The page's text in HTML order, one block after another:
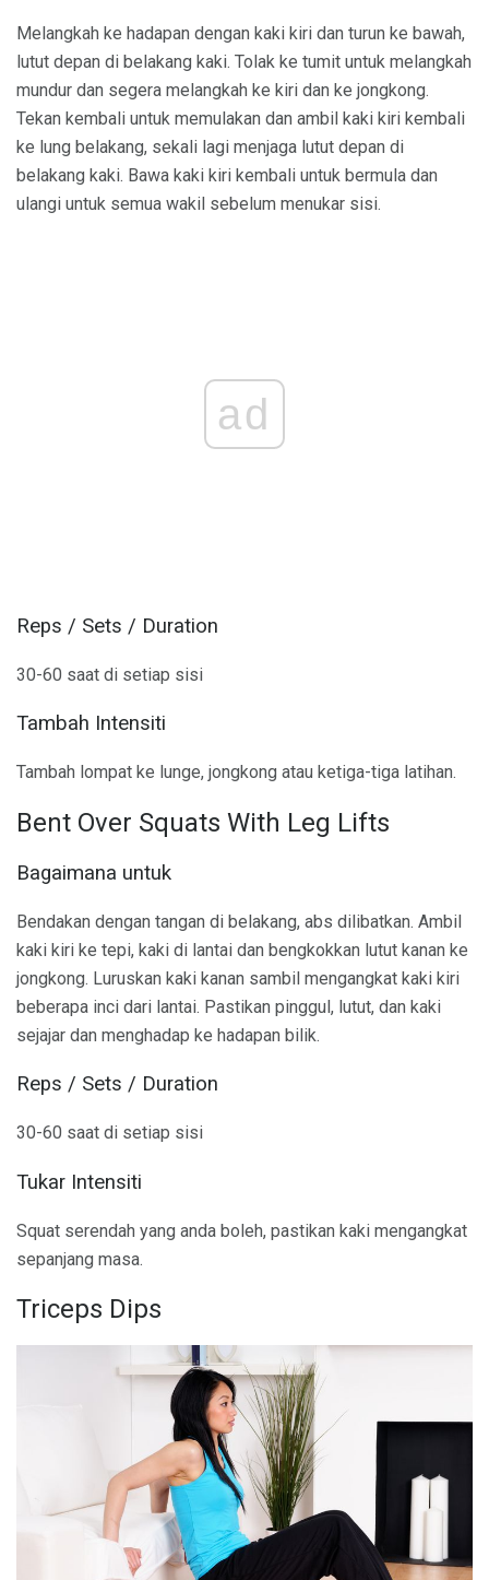
Melangkah ke hadapan dengan kaki kiri dan turun ke bawah,
lutut depan di belakang kaki. Tolak ke tumit untuk melangkah
mundur dan segera melangkah ke kiri dan ke jongkong.
Tekan kembali untuk memulakan dan ambil kaki kiri kembali
ke lung belakang, sekali lagi menjaga lutut depan di
belakang kaki. Bawa kaki kiri kembali untuk bermula dan
ulangi untuk semua wakil sebelum menukar sisi.
ad
Reps / Sets / Duration
30-60 saat di setiap sisi
Tambah Intensiti
Tambah lompat ke lunge, jongkong atau ketiga-tiga latihan.
Bent Over Squats With Leg Lifts
Bagaimana untuk
Bendakan dengan tangan di belakang, abs dilibatkan. Ambil
kaki kiri ke tepi, kaki di lantai dan bengkokkan lutut kanan ke
jongkong. Luruskan kaki kanan sambil mengangkat kaki kiri
beberapa inci dari lantai. Pastikan pinggul, lutut, dan kaki
sejajar dan menghadap ke hadapan bilik.
Reps / Sets / Duration
30-60 saat di setiap sisi
Tukar Intensiti
Squat serendah yang anda boleh, pastikan kaki mengangkat
sepanjang masa.
Triceps Dips